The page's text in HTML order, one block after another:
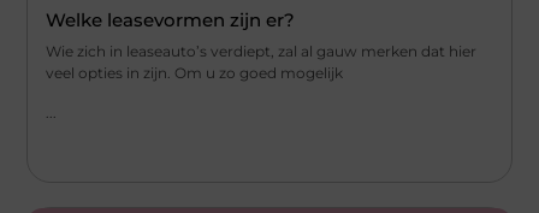
Welke leasevormen zijn er?
Wie zich in leaseauto’s verdiept, zal al gauw merken dat hier
veel opties in zijn. Om u zo goed mogelijk